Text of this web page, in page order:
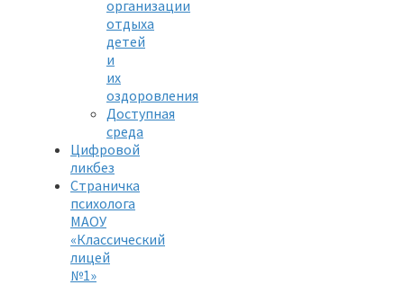
организации
отдыха
детей
и
их
оздоровления
Доступная
среда
Цифровой
ликбез
Страничка
психолога
МАОУ
«Классический
лицей
№1»